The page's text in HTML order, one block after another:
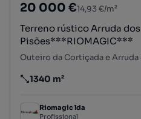
20 000 €14,93 €/m²
Terreno rústico Arruda dos
Pisões***RIOMAGIC***
Preço por metro quadrado
1340 m²
Riomagic lda
Profissional